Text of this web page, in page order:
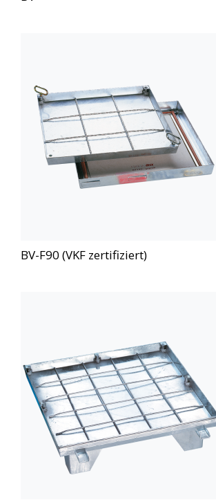
BV-F90 (VKF zertifiziert)